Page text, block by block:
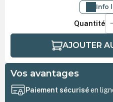
Info
Quantité
AJOUTER
Vos avantages
Paiement sécuriséen